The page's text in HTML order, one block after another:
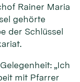
Rainer Maria
gehörte
der Schlüssel
„Ich
mit Pfarrer